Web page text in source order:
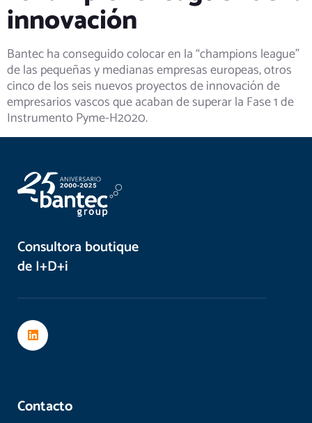
innovación
Bantec ha conseguido colocar en la “champions league”
de las pequeñas y medianas empresas europeas, otros
cinco de los seis nuevos proyectos de innovación de
empresarios vascos que acaban de superar la Fase 1 de
Instrumento Pyme-H2020.
Consultora boutique
de I+D+i
Contacto